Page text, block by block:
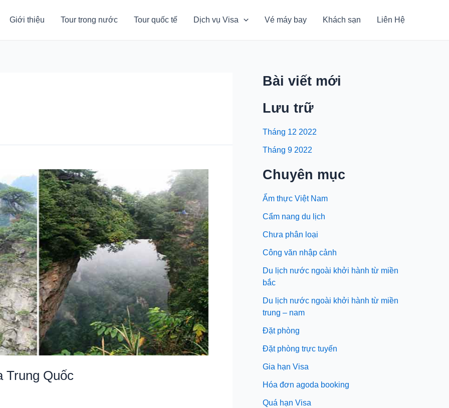
Giới thiệu Tour trong nước Tour quốc tế Dịch vụ Visa Vé máy bay Khách sạn Liên Hệ
Trung Quốc
Bài viết mới
Lưu trữ
Tháng 12 2022
Tháng 9 2022
Chuyên mục
Ẩm thực Việt Nam
Cẩm nang du lịch
Chưa phân loại
Công văn nhập cảnh
Du lịch nước ngoài khởi hành từ miền
bắc
Du lịch nước ngoài khởi hành từ miền
trung – nam
Đặt phòng
Đặt phòng trực tuyến
Gia hạn Visa
Hóa đơn agoda booking
Quá hạn Visa